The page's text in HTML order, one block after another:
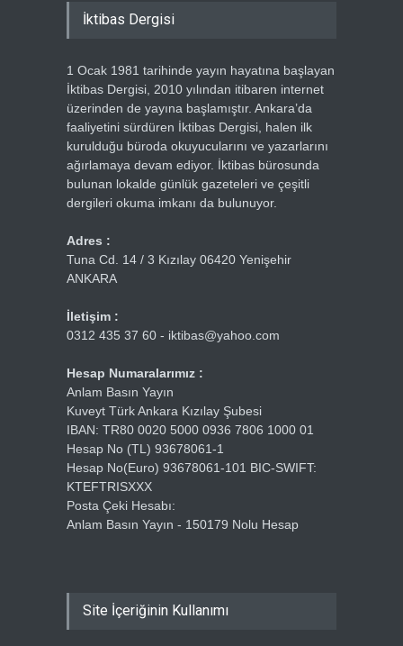
İktibas Dergisi
1 Ocak 1981 tarihinde yayın hayatına başlayan
İktibas Dergisi, 2010 yılından itibaren internet
üzerinden de yayına başlamıştır. Ankara’da
faaliyetini sürdüren İktibas Dergisi, halen ilk
kurulduğu büroda okuyucularını ve yazarlarını
ağırlamaya devam ediyor. İktibas bürosunda
bulunan lokalde günlük gazeteleri ve çeşitli
dergileri okuma imkanı da bulunuyor.
Adres :
Tuna Cd. 14 / 3 Kızılay 06420 Yenişehir
ANKARA
İletişim :
0312 435 37 60 - iktibas@yahoo.com
Hesap Numaralarımız :
Anlam Basın Yayın
Kuveyt Türk Ankara Kızılay Şubesi
IBAN: TR80 0020 5000 0936 7806 1000 01
Hesap No (TL) 93678061-1
Hesap No(Euro) 93678061-101 BIC-SWIFT:
KTEFTRISXXX
Posta Çeki Hesabı:
Anlam Basın Yayın - 150179 Nolu Hesap
Site İçeriğinin Kullanımı